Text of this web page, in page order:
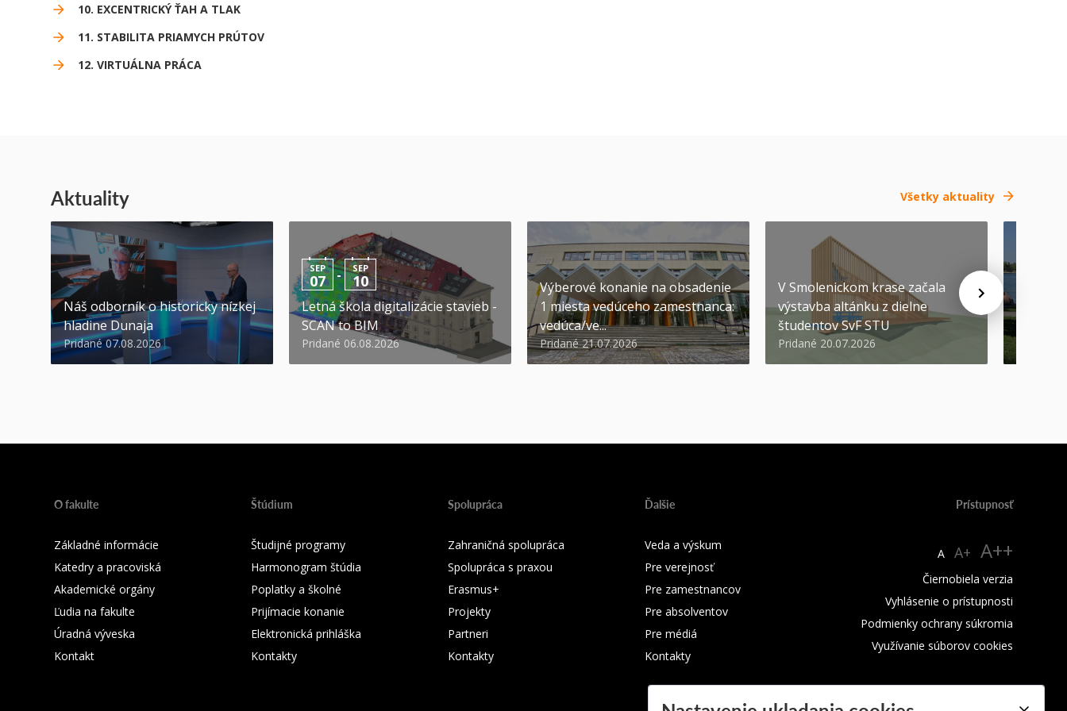
10. EXCENTRICKÝ ŤAH A TLAK
11. STABILITA PRIAMYCH PRÚTOV
12. VIRTUÁLNA PRÁCA
Aktuality Všetky aktuality
Náš odborník o historicky nízkej
hladine Dunaja
Pridané 07.08.2026
SEP
07 - SEP
10
Letná škola digitalizácie stavieb -
SCAN to BIM
Pridané 06.08.2026
Výberové konanie na obsadenie
1 miesta vedúceho zamestnanca:
vedúca/ve...
Pridané 21.07.2026
V Smolenickom krase začala
výstavba altánku z dielne
študentov SvF STU
Pridané 20.07.2026
O fakulte
Základné informácie
Katedry a pracoviská
Akademické orgány
Ľudia na fakulte
Úradná výveska
Kontakt
Štúdium
Študijné programy
Harmonogram štúdia
Poplatky a školné
Prijímacie konanie
Elektronická prihláška
Kontakty
Spolupráca
Zahraničná spolupráca
Spolupráca s praxou
Erasmus+
Projekty
Partneri
Kontakty
Ďalšie
Veda a výskum
Pre verejnosť
Pre zamestnancov
Pre absolventov
Pre médiá
Kontakty
Prístupnosť
A A+ A++
Čiernobiela verzia
Vyhlásenie o prístupnosti
Podmienky ochrany súkromia
Využívanie súborov cookies